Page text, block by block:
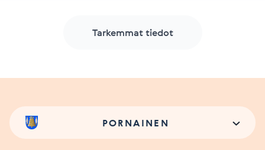
Tarkemmat tiedot
PORNAINEN